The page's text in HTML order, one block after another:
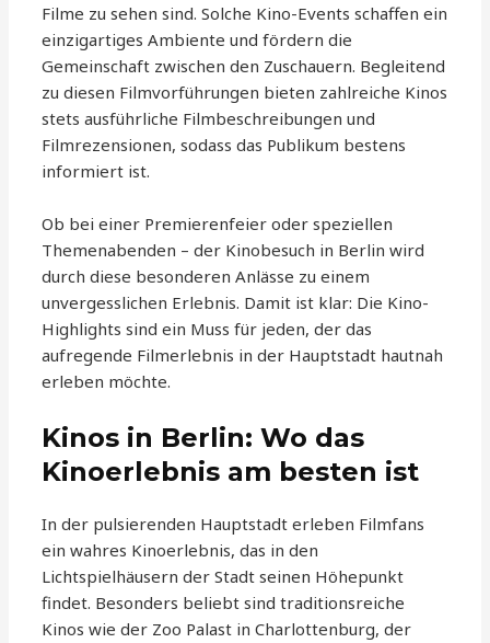
Filme zu sehen sind. Solche Kino-Events schaffen ein
einzigartiges Ambiente und fördern die
Gemeinschaft zwischen den Zuschauern. Begleitend
zu diesen Filmvorführungen bieten zahlreiche Kinos
stets ausführliche Filmbeschreibungen und
Filmrezensionen, sodass das Publikum bestens
informiert ist.
Ob bei einer Premierenfeier oder speziellen
Themenabenden – der Kinobesuch in Berlin wird
durch diese besonderen Anlässe zu einem
unvergesslichen Erlebnis. Damit ist klar: Die Kino-
Highlights sind ein Muss für jeden, der das
aufregende Filmerlebnis in der Hauptstadt hautnah
erleben möchte.
Kinos in Berlin: Wo das
Kinoerlebnis am besten ist
In der pulsierenden Hauptstadt erleben Filmfans
ein wahres Kinoerlebnis, das in den
Lichtspielhäusern der Stadt seinen Höhepunkt
findet. Besonders beliebt sind traditionsreiche
Kinos wie der Zoo Palast in Charlottenburg, der